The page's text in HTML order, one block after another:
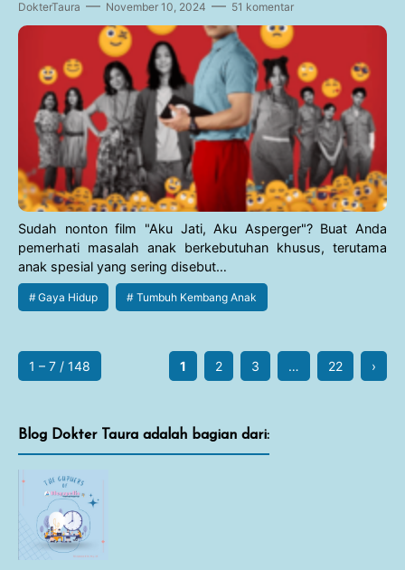
DokterTaura November 10, 2024 51 komentar
Sudah nonton film "Aku Jati, Aku Asperger"? Buat Anda
pemerhati masalah anak berkebutuhan khusus, terutama
anak spesial yang sering disebut…
Gaya Hidup Tumbuh Kembang Anak
1 – 7 / 148 1 2 3 … 22 ›
Blog Dokter Taura adalah bagian dari: